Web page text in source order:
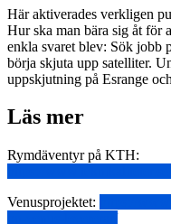
Här aktiverades verkligen
Hur ska man bära sig åt för
enkla svaret blev: Sök jobb
börja skjuta upp satelliter.
uppskjutning på Esrange
Läs mer
Rymdäventyr på KTH:
Venusprojektet: